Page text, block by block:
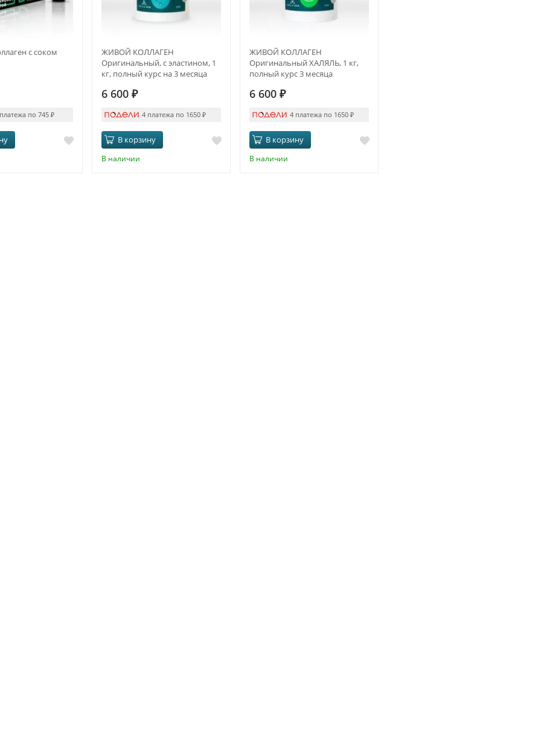
с соком
по 745₽
ЖИВОЙ КОЛЛАГЕН
Оригинальный, с эластином, 1
кг, полный курс на 3 месяца
6 600 ₽
4 платежа по 1650₽
В корзину
В наличии
ЖИВОЙ КОЛЛАГЕН
Оригинальный ХАЛЯЛЬ, 1 кг,
полный курс 3 месяца
6 600 ₽
4 платежа по 1650₽
В корзину
В наличии